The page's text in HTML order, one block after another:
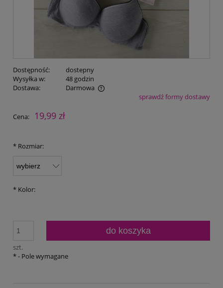
Dostępność:
dostepny
Wysyłka w:
48 godzin
Dostawa:
Darmowa
Cena nie zawiera ewentualnych kosztów płatnościsprawdź formy dostawy
Cena: 19,99 zł
* Rozmiar:
* Kolor:
szt.
do koszyka
*- Pole wymagane